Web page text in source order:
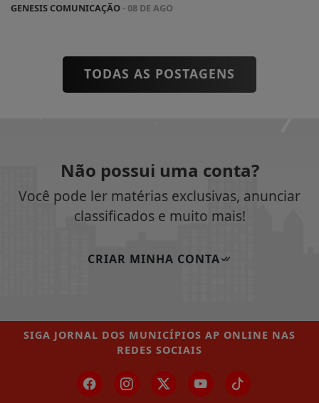
GENESIS COMUNICAÇÃO- 08 DE AGO
TODAS AS POSTAGENS
Não possui uma conta?
Você pode ler matérias exclusivas, anunciar
classificados e muito mais!
CRIAR MINHA CONTA
SIGA JORNAL DOS MUNICÍPIOS AP ONLINE NAS
REDES SOCIAIS